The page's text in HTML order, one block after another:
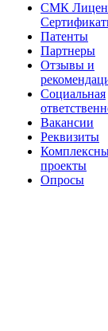
СМК
Патенты
Партнеры
Отзывы и
Социальная
Вакансии
Реквизиты
проекты
Опросы